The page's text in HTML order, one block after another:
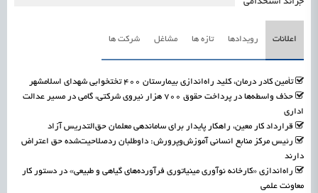
جرائد استخدامی
اعلانات رویدادها تازه ها مشاغل شرکت ها
تأمین کادر درمان، کلید راه‌اندازی بیمارستان ۴۰۰ تختخوابی شهدای اسلامشهر
حذف واسطه‌ها در پرداخت حقوق ۷۰۰ هزار نیروی شرکتی، گامی در مسیر عدالت
اداری
قرارداد کار معین، راهکار پایدار برای ساماندهی معلمان حق‌التدریس آزاد
رئیس مرکز منابع انسانی آموزش‌وپرورش: داوطلبان ردصلاحیت‌شده حق اعتراض
دارند
راه‌اندازی «کارخانه نوآوری مینیاتوری فرآورده‌های گیاهی و طبیعی» در دستور کار
معاونت علمی